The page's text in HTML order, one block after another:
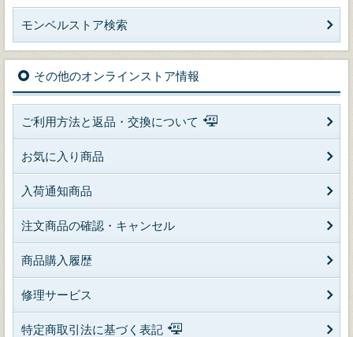
モンベルストア検索
その他のオンラインストア情報
ご利用方法と返品・交換について
お気に入り商品
入荷通知商品
注文商品の確認・キャンセル
商品購入履歴
修理サービス
特定商取引法に基づく表記